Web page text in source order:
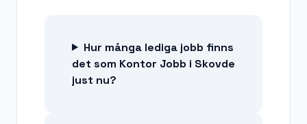
Hur många lediga jobb finns
det som Kontor Jobb i Skovde
just nu?